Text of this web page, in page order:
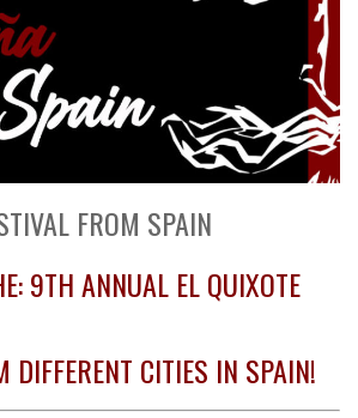
FROM SPAIN
9TH ANNUAL EL QUIXOTE
DIFFERENT CITIES IN SPAIN!